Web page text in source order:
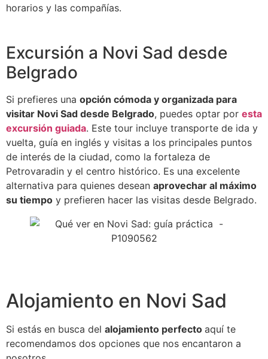
horarios y las compañías.
Excursión a Novi Sad desde
Belgrado
Si prefieres una opción cómoda y organizada para
visitar Novi Sad desde Belgrado, puedes optar por esta
excursión guiada. Este tour incluye transporte de ida y
vuelta, guía en inglés y visitas a los principales puntos
de interés de la ciudad, como la fortaleza de
Petrovaradin y el centro histórico. Es una excelente
alternativa para quienes desean aprovechar al máximo
su tiempo y prefieren hacer las visitas desde Belgrado.
Alojamiento en Novi Sad
Si estás en busca del alojamiento perfecto aquí te
recomendamos dos opciones que nos encantaron a